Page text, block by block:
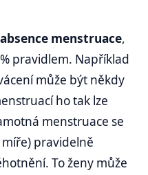
absence menstruace,
pravidlem. Například
může být někdy
ho tak lze
menstruace se
pravidelně
To ženy může